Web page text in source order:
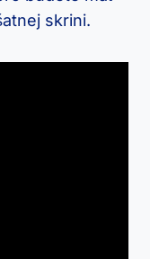
⁤skrini.